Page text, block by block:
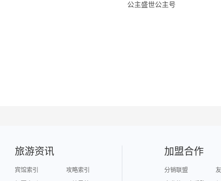
公主盛世公主号
旅游资讯
宾馆索引
攻略索引
加盟合作
分销联盟